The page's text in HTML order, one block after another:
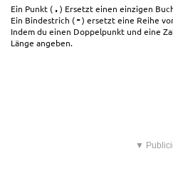
Ein Punkt (.) Ersetzt einen einzigen
Ein Bindestrich (-) ersetzt eine Reihe
Indem du einen Doppelpunkt und eine
Länge angeben.
▼